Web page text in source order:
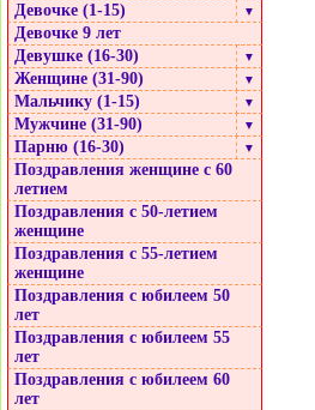
Девочке (1-15)
▼
Девочке 9 лет
Девушке (16-30)
▼
Женщине (31-90) ▼
Мальчику (1-15) ▼
Мужчине (31-90) ▼
Парню (16-30) ▼
Поздравления женщине с 60
летием
Поздравления с 50-летием
женщине
Поздравления с 55-летием
женщине
Поздравления с юбилеем 50
лет
Поздравления с юбилеем 55
лет
Поздравления с юбилеем 60
лет